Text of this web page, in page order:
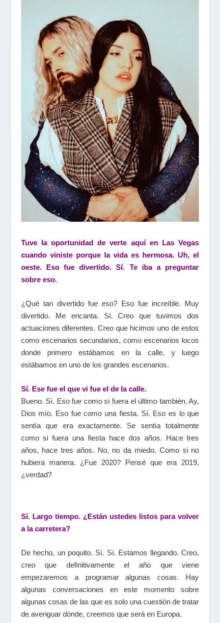
Tuve la oportunidad de verte aquí en Las Vegas
cuando viniste porque la vida es hermosa. Uh, el
oeste. Eso fue divertido. Sí. Te iba a preguntar
sobre eso.
¿Qué tan divertido fue eso? Eso fue increíble. Muy
divertido. Me encanta. Sí. Creo que tuvimos dos
actuaciones diferentes. Creo que hicimos uno de estos
como escenarios secundarios, como escenarios locos
donde primero estábamos en la calle, y luego
estábamos en uno de los grandes escenarios.
Sí. Ese fue el que vi fue el de la calle.
Bueno. Sí. Eso fue como si fuera el último también. Ay,
Dios mío. Eso fue como una fiesta. Sí. Eso es lo que
sentía que era exactamente. Se sentía totalmente
como si fuera una fiesta hace dos años. Hace tres
años, hace tres años. No, no da miedo. Como si no
hubiera manera. ¿Fue 2020? Pensé que era 2019,
¿verdad?
Sí. Largo tiempo. ¿Están ustedes listos para volver
a la carretera?
De hecho, un poquito. Sí. Sí. Estamos llegando. Creo,
creo que definitivamente el año que viene
empezaremos a programar algunas cosas. Hay
algunas conversaciones en este momento sobre
algunas cosas de las que es solo una cuestión de tratar
de averiguar dónde, creemos que será en Europa.